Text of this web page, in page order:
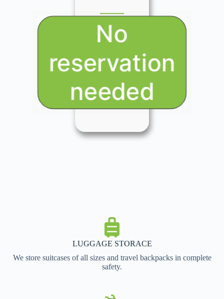
No
reservation
needed
LUGGAGE STORACE
We store suitcases of all sizes and travel backpacks in complete
safety.